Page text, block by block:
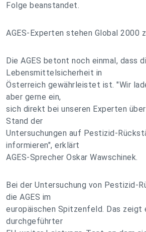
Folge beanstandet.
AGES-Experten stehen Global 2000
Die AGES betont noch einmal, dass
Lebensmittelsicherheit in
Österreich gewährleistet ist. "Wir
aber gerne ein,
sich direkt bei unseren Experten
Stand der
Untersuchungen auf Pestizid-
informieren", erklärt
AGES-Sprecher Oskar Wawschinek.
Bei der Untersuchung von Pestizid-
die AGES im
europäischen Spitzenfeld. Das zeigt
durchgeführter